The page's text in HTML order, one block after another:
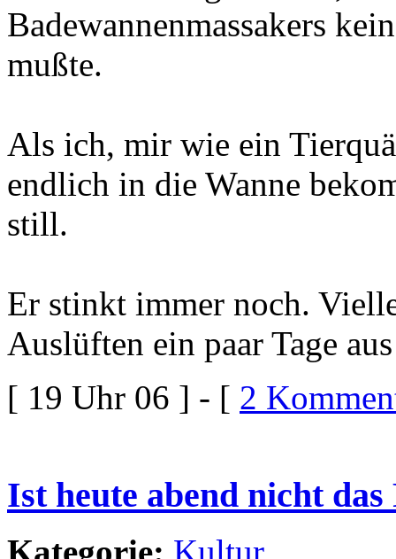
Badewannenmassakers
mußte.
Als ich, mir wie ein
endlich in die Wanne
still.
Er stinkt immer noch.
Auslüften ein paar Tage
[ 19 Uhr 06 ] - [ 2
Ist heute abend nicht